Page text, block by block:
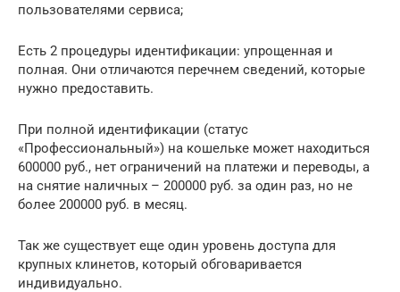
пользователями сервиса;
Есть 2 процедуры идентификации: упрощенная и
полная. Они отличаются перечнем сведений, которые
нужно предоставить.
При полной идентификации (статус
«Профессиональный») на кошельке может находиться
600000 руб., нет ограничений на платежи и переводы, а
на снятие наличных – 200000 руб. за один раз, но не
более 200000 руб. в месяц.
Так же существует еще один уровень доступа для
крупных клинетов, который обговаривается
индивидуально.